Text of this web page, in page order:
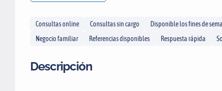
Consultas online Consultas sin cargo Disponible los fines de
Negocio familiar
Referencias disponibles Respuesta rápida
Descripción